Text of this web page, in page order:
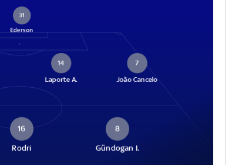
31
Ederson
14
Laporte A.
7
João Cancelo
16
Rodri
8
Gündogan I.